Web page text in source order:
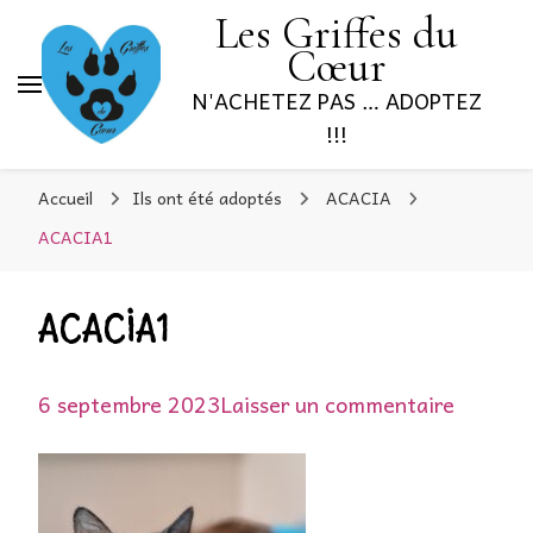
Les Griffes du
Cœur
N'ACHETEZ PAS … ADOPTEZ
!!!
Accueil Ils ont été adoptés
ACACIA
ACACIA1
ACACIA1
6 septembre 2023Laisser un commentaire